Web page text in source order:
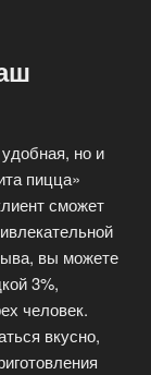
но и
пицца»
сможет
вы можете
3%,
человек.
вкусно,